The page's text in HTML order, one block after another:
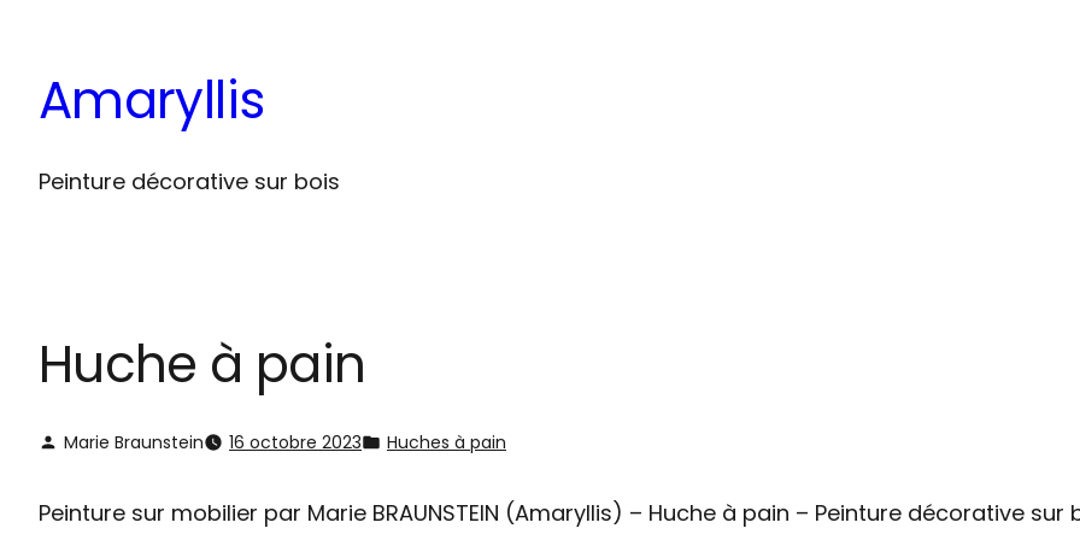
contenu
Amaryllis
Peinture décorative sur bois
Huche à pain
Marie Braunstein 16 octobre 2023 Huches à pain
Peinture sur mobilier par Marie BRAUNSTEIN (Amaryllis) – Huche à pain – Peinture décorative sur